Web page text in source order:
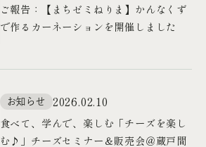
ご報告：【まちゼミねりま】かんなくず
で作るカーネーションを開催しました
お知らせ 2026.02.10
食べて、学んで、楽しむ「チーズを楽し
む♪」チーズセミナー＆販売会＠蔵戸間